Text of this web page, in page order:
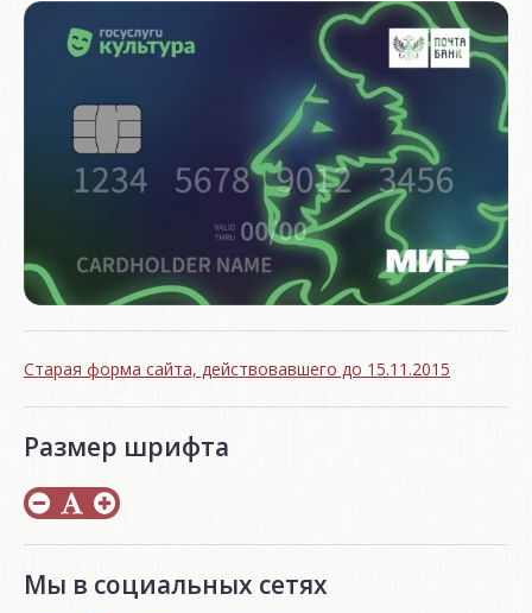
Старая форма сайта, действовавшего до 15.11.2015
Размер шрифта
Мы в социальных сетях